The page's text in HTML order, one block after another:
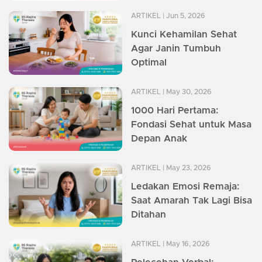
ARTIKEL | Jun 5, 2026
Kunci Kehamilan Sehat
Agar Janin Tumbuh
Optimal
ARTIKEL | May 30, 2026
1000 Hari Pertama:
Fondasi Sehat untuk Masa
Depan Anak
ARTIKEL | May 23, 2026
Ledakan Emosi Remaja:
Saat Amarah Tak Lagi Bisa
Ditahan
ARTIKEL | May 16, 2026